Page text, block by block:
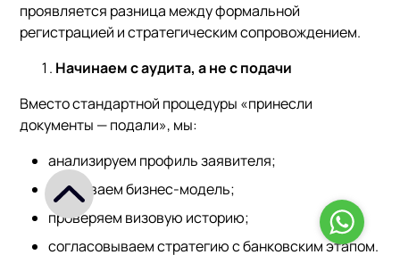
проявляется разница между формальной
регистрацией и стратегическим сопровождением.
Начинаем с аудита, а не с подачи
Вместо стандартной процедуры «принесли
документы — подали», мы:
анализируем профиль заявителя;
оцениваем бизнес-модель;
проверяем визовую историю;
согласовываем стратегию с банковским этапом.